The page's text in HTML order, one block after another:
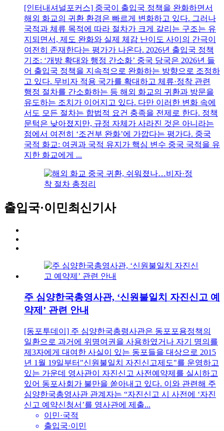
[인터내셔널포커스] 중국이 출입국 정책을 완화하면서
해외 화교의 귀환 환경은 빠르게 변화하고 있다. 그러나
국적과 체류 목적에 따라 절차가 크게 갈리는 구조는 유
지되면서, 제도 완화와 실제 체감 난이도 사이의 간극이
여전히 존재한다는 평가가 나온다. 2026년 출입국 정책
기조: ‘개방 확대와 행정 간소화’ 중국 당국은 2026년 들
어 출입국 정책을 지속적으로 완화하는 방향으로 조정하
고 있다. 무비자 적용 국가를 확대하고 체류·정착 관련
행정 절차를 간소화하는 등 해외 화교의 귀환과 방문을
유도하는 조치가 이어지고 있다. 다만 이러한 변화 속에
서도 모든 절차는 합법적 요건 충족을 전제로 한다. 정책
문턱은 낮아졌지만, 규정 자체가 사라진 것은 아니라는
점에서 여전히 ‘조건부 완화’에 가깝다는 평가다. 중국
국적 화교: 여권과 국적 유지가 핵심 변수 중국 국적을 유
지한 화교에게 ...
출입국·이민최신기사
주 심양한국총영사관, ‘신원불일치 자진신고 예
약제’ 관련 안내
[동포투데이] 주 심양한국총령사관은 동포포용정책의
일환으로 과거에 위명여권을 사용하였거나 자기 명의를
제3자에게 대여한 사실이 있는 동포들을 대상으로 2015
년 1월 19일부터"신원불일치 자진신고제도"를 운영하고
있는 가운데 영사관이 자진신고 사전예약제를 실시하고
있어 동포사회가 불만을 쏟아내고 있다. 이와 관련해 주
심양한국총영사관 관계자는 “자진신고 시 사전에 ‘자진
신고 예약신청서’를 영사관에 제출...
이민·국적
출입국·이민